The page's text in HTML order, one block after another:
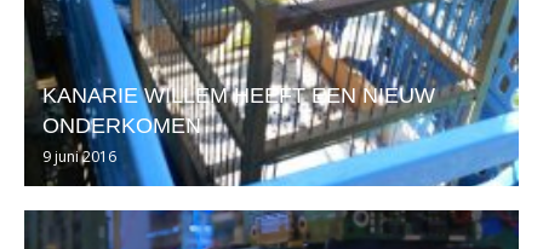
KANARIE WILLEM HEEFT EEN NIEUW
ONDERKOMEN
9 juni 2016